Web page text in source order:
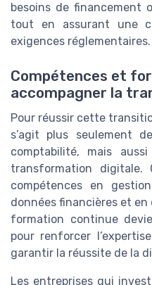
besoins de financement
tout en assurant une
exigences réglementaires.
Compétences et
accompagner la
Pour réussir cette
s’agit plus seulement
comptabilité, mais
transformation digitale.
compétences en
données financières et
formation continue
pour renforcer
garantir la réussite de la
Les entreprises qui